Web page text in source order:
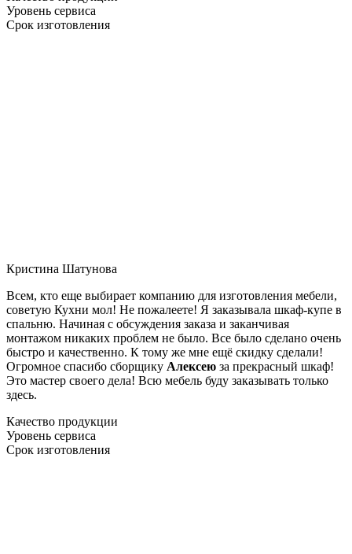
Уровень сервиса
Срок изготовления
Кристина Шатунова
Всем, кто еще выбирает компанию для изготовления мебели,
советую Кухни мол! Не пожалеете! Я заказывала шкаф-купе в
спальню. Начиная с обсуждения заказа и заканчивая
монтажом никаких проблем не было. Все было сделано очень
быстро и качественно. К тому же мне ещё скидку сделали!
Огромное спасибо сборщику Алексею за прекрасный шкаф!
Это мастер своего дела! Всю мебель буду заказывать только
здесь.
Качество продукции
Уровень сервиса
Срок изготовления